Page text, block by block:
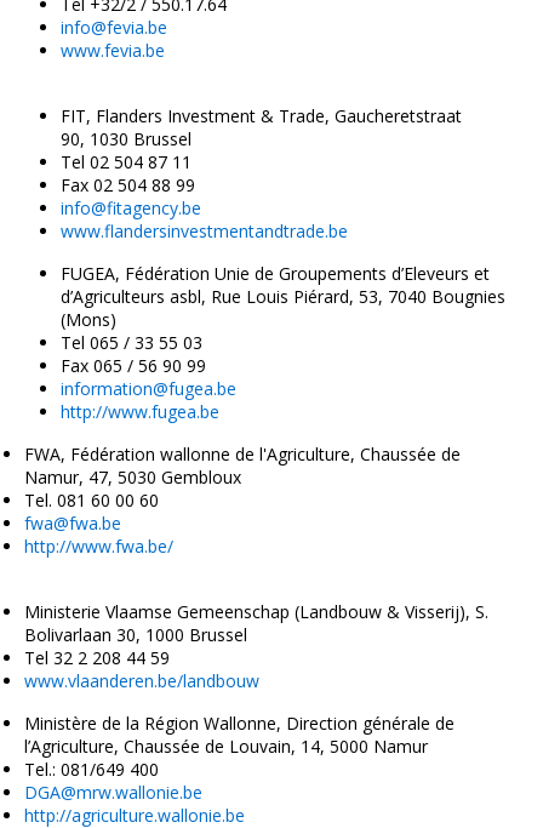
info@fevia.be
www.fevia.be
FIT, Flanders Investment & Trade, Gaucheretstraat
90, 1030 Brussel
Tel 02 504 87 11
Fax 02 504 88 99
info@fitagency.be
www.flandersinvestmentandtrade.be
FUGEA, Fédération Unie de Groupements d’Eleveurs et
d’Agriculteurs asbl, Rue Louis Piérard, 53, 7040 Bougnies
(Mons)
Tel 065 / 33 55 03
Fax 065 / 56 90 99
information@fugea.be
http://www.fugea.be
FWA, Fédération wallonne de l'Agriculture, Chaussée de
Namur, 47, 5030 Gembloux
Tel. 081 60 00 60
fwa@fwa.be
http://www.fwa.be/
Ministerie Vlaamse Gemeenschap (Landbouw & Visserij), S.
Bolivarlaan 30, 1000 Brussel
Tel 32 2 208 44 59
www.vlaanderen.be/landbouw
Ministère de la Région Wallonne, Direction générale de
l’Agriculture, Chaussée de Louvain, 14, 5000 Namur
Tel.: 081/649 400
DGA@mrw.wallonie.be
http://agriculture.wallonie.be